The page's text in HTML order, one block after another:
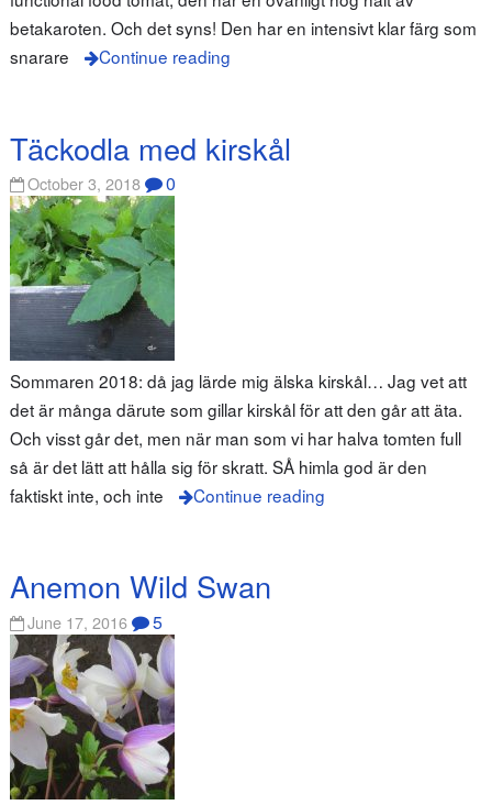
betakaroten. Och det syns! Den har en intensivt klar färg som
snarare
Continue reading
Täckodla med kirskål
October 3, 2018 0
Sommaren 2018: då jag lärde mig älska kirskål… Jag vet att
det är många därute som gillar kirskål för att den går att äta.
Och visst går det, men när man som vi har halva tomten full
så är det lätt att hålla sig för skratt. SÅ himla god är den
faktiskt inte, och inte
Continue reading
Anemon Wild Swan
June 17, 2016 5